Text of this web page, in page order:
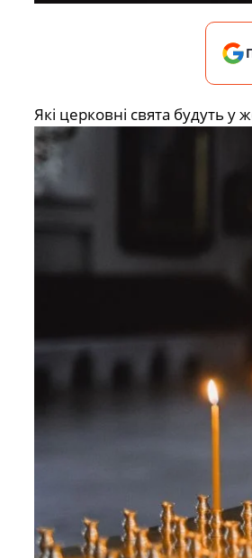
Які церковні свята будуть у